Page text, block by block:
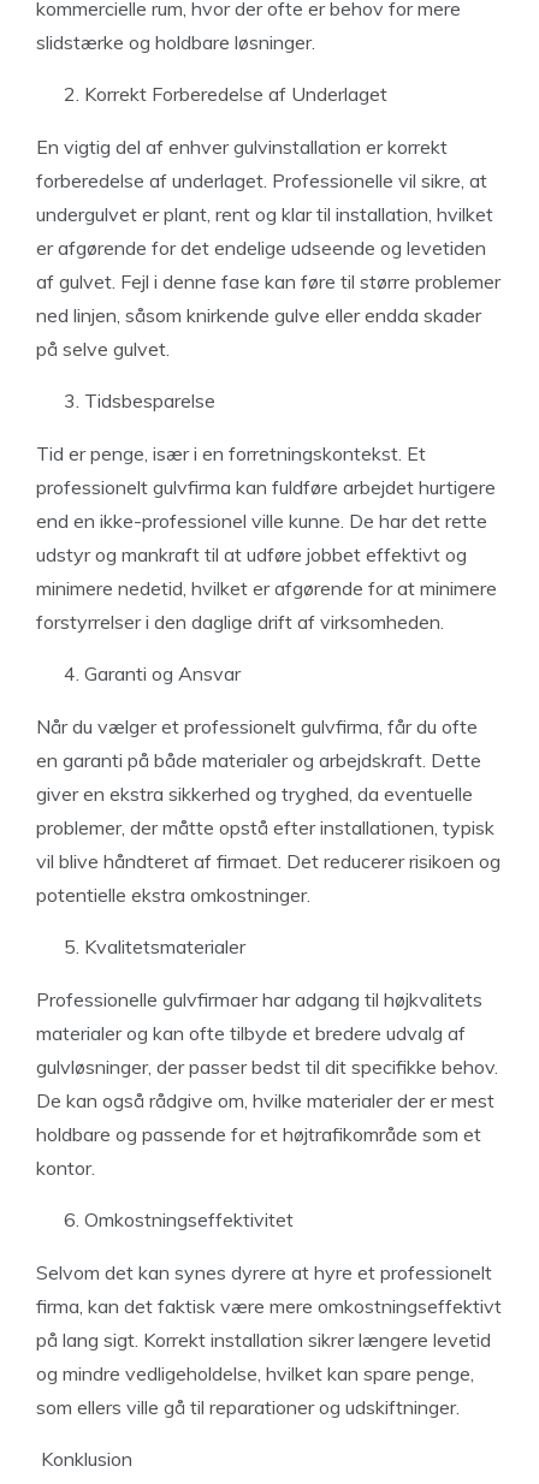
kommercielle rum, hvor der ofte er behov for mere
slidstærke og holdbare løsninger.
Korrekt Forberedelse af Underlaget
En vigtig del af enhver gulvinstallation er korrekt
forberedelse af underlaget. Professionelle vil sikre, at
undergulvet er plant, rent og klar til installation, hvilket
er afgørende for det endelige udseende og levetiden
af gulvet. Fejl i denne fase kan føre til større problemer
ned linjen, såsom knirkende gulve eller endda skader
på selve gulvet.
Tidsbesparelse
Tid er penge, især i en forretningskontekst. Et
professionelt gulvfirma kan fuldføre arbejdet hurtigere
end en ikke-professionel ville kunne. De har det rette
udstyr og mankraft til at udføre jobbet effektivt og
minimere nedetid, hvilket er afgørende for at minimere
forstyrrelser i den daglige drift af virksomheden.
Garanti og Ansvar
Når du vælger et professionelt gulvfirma, får du ofte
en garanti på både materialer og arbejdskraft. Dette
giver en ekstra sikkerhed og tryghed, da eventuelle
problemer, der måtte opstå efter installationen, typisk
vil blive håndteret af firmaet. Det reducerer risikoen og
potentielle ekstra omkostninger.
Kvalitetsmaterialer
Professionelle gulvfirmaer har adgang til højkvalitets
materialer og kan ofte tilbyde et bredere udvalg af
gulvløsninger, der passer bedst til dit specifikke behov.
De kan også rådgive om, hvilke materialer der er mest
holdbare og passende for et højtrafikområde som et
kontor.
Omkostningseffektivitet
Selvom det kan synes dyrere at hyre et professionelt
firma, kan det faktisk være mere omkostningseffektivt
på lang sigt. Korrekt installation sikrer længere levetid
og mindre vedligeholdelse, hvilket kan spare penge,
som ellers ville gå til reparationer og udskiftninger.
Konklusion